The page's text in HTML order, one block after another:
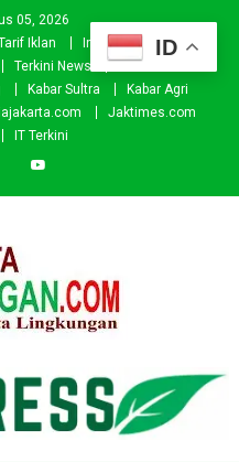
05, 2026
Iklan Investor
Donasi
Terkini News
Kabar.id
Kabar Sultra
Kabar Agri
Jaktimes.com
IT Terkini
ID